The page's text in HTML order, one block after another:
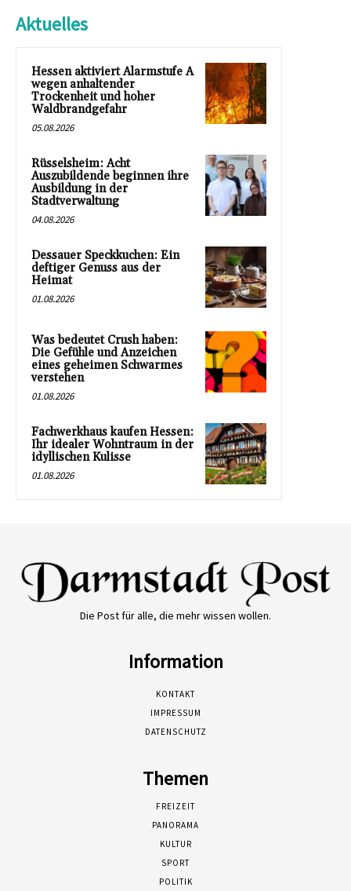
Aktuelles
Hessen aktiviert Alarmstufe A
wegen anhaltender
Trockenheit und hoher
Waldbrandgefahr
05.08.2026
Rüsselsheim: Acht
Auszubildende beginnen ihre
Ausbildung in der
Stadtverwaltung
04.08.2026
Dessauer Speckkuchen: Ein
deftiger Genuss aus der
Heimat
01.08.2026
Was bedeutet Crush haben:
Die Gefühle und Anzeichen
eines geheimen Schwarmes
verstehen
01.08.2026
Fachwerkhaus kaufen Hessen:
Ihr idealer Wohntraum in der
idyllischen Kulisse
01.08.2026
Die Post für alle, die mehr wissen wollen.
Information
KONTAKT
IMPRESSUM
DATENSCHUTZ
Themen
FREIZEIT
PANORAMA
KULTUR
SPORT
POLITIK